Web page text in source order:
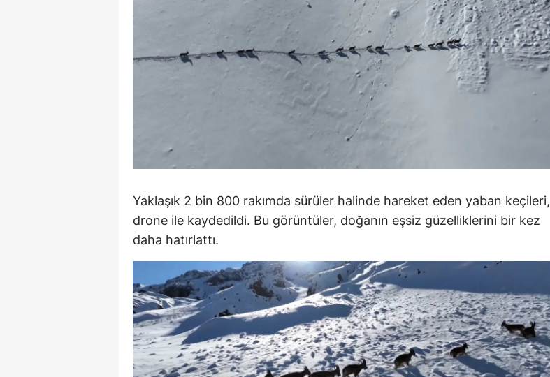
Muğla
Muş
Nevşehir
Sakarya
Siirt
Sinop
Sivas
Tekirdağ
Yaklaşık 2 bin 800 rakımda sürüler halinde hareket eden yaban keçileri,
drone ile kaydedildi. Bu görüntüler, doğanın eşsiz güzelliklerini bir kez
daha hatırlattı.